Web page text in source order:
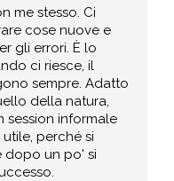
me stesso. Ci
cose nuove e
gli errori. È lo
ci riesce, il
sempre. Adatto
della natura,
session informale
perché si
dopo un po' si